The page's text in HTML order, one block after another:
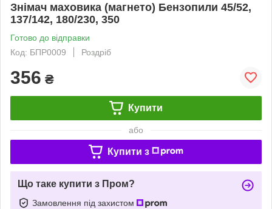
Знімач маховика (магнето) Бензопили 45/52,
137/142, 180/230, 350
Готово до відправки
Код: БПР0009
Роздріб
356 ₴
Купити
або
Купити з
Що таке купити з Пром?
Замовлення під захистом